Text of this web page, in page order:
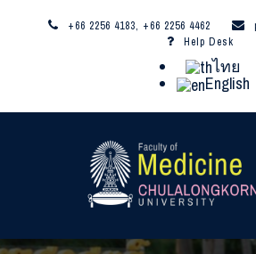
+66 2256 4183, +66 2256 4462
Help Desk
ไทย
English